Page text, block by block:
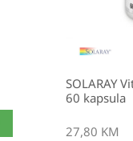
SOLARAY
60 kapsula
27,80 KM